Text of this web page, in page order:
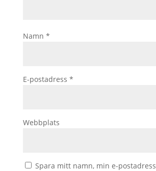
Namn *
E-postadress *
Webbplats
Spara mitt namn, min e-